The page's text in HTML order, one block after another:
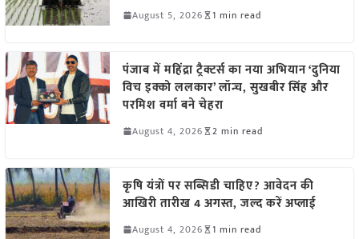
August 5, 2026 1 min read
पंजाब में महिंद्रा ट्रैक्टर्स का नया अभियान ‘दुनिया
विच इक्को ललकार’ लॉन्च, सुखबीर सिंह और
परमिश वर्मा बने चेहरा
August 4, 2026 2 min read
कृषि यंत्रों पर सब्सिडी चाहिए? आवेदन की
आखिरी तारीख 4 अगस्त, जल्द करें अप्लाई
August 4, 2026 1 min read